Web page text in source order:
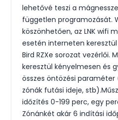
lehetővé teszi a
független programozását.
köszönhetően, az LNK wifi
esetén interneten
Bird RZXe sorozat vezérlői.
keresztül kényelmesen és
összes öntözési
zónák futási ideje,
időzítés 0-199 perc, egy
Zónánkét akár 6 indítási